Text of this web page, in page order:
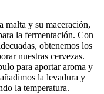
malta y su maceración,
la fermentación. Con
obtenemos los
nuestras cervezas.
para aportar aroma y
la levadura y
la temperatura.